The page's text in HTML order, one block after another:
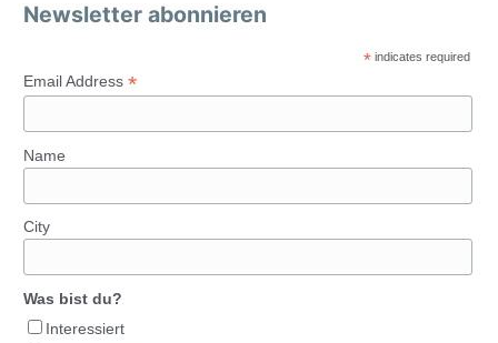
Newsletter abonnieren
* indicates required
Email Address *
Name
City
Was bist du?
Interessiert